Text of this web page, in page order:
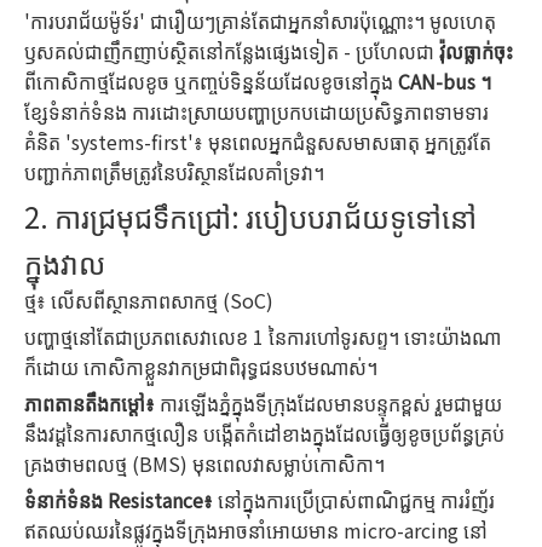
'ការបរាជ័យម៉ូទ័រ' ជារឿយៗគ្រាន់តែជាអ្នកនាំសារប៉ុណ្ណោះ។ មូលហេតុ
ឫសគល់ជាញឹកញាប់ស្ថិតនៅកន្លែងផ្សេងទៀត - ប្រហែលជា វ៉ុលធ្លាក់ចុះ
ពីកោសិកាថ្មដែលខូច ឬកញ្ចប់ទិន្នន័យដែលខូចនៅក្នុង CAN-bus ។
ខ្សែទំនាក់ទំនង ការដោះស្រាយបញ្ហាប្រកបដោយប្រសិទ្ធភាពទាមទារ
គំនិត 'systems-first'៖ មុនពេលអ្នកជំនួសសមាសធាតុ អ្នកត្រូវតែ
បញ្ជាក់ភាពត្រឹមត្រូវនៃបរិស្ថានដែលគាំទ្រវា។
2. ការជ្រមុជទឹកជ្រៅ: របៀបបរាជ័យទូទៅនៅ
ក្នុងវាល
ថ្ម៖ លើសពីស្ថានភាពសាកថ្ម (SoC)
បញ្ហាថ្មនៅតែជាប្រភពសេវាលេខ 1 នៃការហៅទូរសព្ទ។ ទោះយ៉ាងណា
ក៏ដោយ កោសិកាខ្លួនវាកម្រជាពិរុទ្ធជនបឋមណាស់។
ភាពតានតឹងកម្ដៅ៖ ការឡើងភ្នំក្នុងទីក្រុងដែលមានបន្ទុកខ្ពស់ រួមជាមួយ
នឹងវដ្តនៃការសាកថ្មលឿន បង្កើតកំដៅខាងក្នុងដែលធ្វើឲ្យខូចប្រព័ន្ធគ្រប់
គ្រងថាមពលថ្ម (BMS) មុនពេលវាសម្លាប់កោសិកា។
ទំនាក់ទំនង Resistance៖ នៅក្នុងការប្រើប្រាស់ពាណិជ្ជកម្ម ការរំញ័រ
ឥតឈប់ឈរនៃផ្លូវក្នុងទីក្រុងអាចនាំអោយមាន micro-arcing នៅ